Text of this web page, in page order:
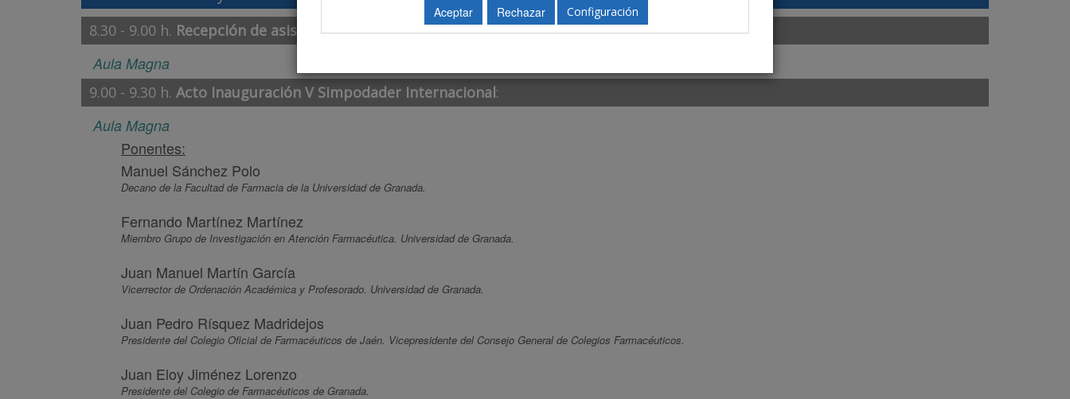
Configuración
8.30 - 9.00 h. Recepción de asistentes:
Aula Magna
9.00 - 9.30 h. Acto Inauguración V Simpodader Internacional:
Aula Magna
Ponentes:
Manuel Sánchez Polo
Decano de la Facultad de Farmacia de la Universidad de Granada.
Fernando Martínez Martínez
Miembro Grupo de Investigación en Atención Farmacéutica. Universidad de Granada.
Juan Manuel Martín García
Vicerrector de Ordenación Académica y Profesorado. Universidad de Granada.
Juan Pedro Rísquez Madridejos
Presidente del Colegio Oficial de Farmacéuticos de Jaén. Vicepresidente del Consejo General de Colegios Farmacéuticos.
Juan Eloy Jiménez Lorenzo
Presidente del Colegio de Farmacéuticos de Granada.